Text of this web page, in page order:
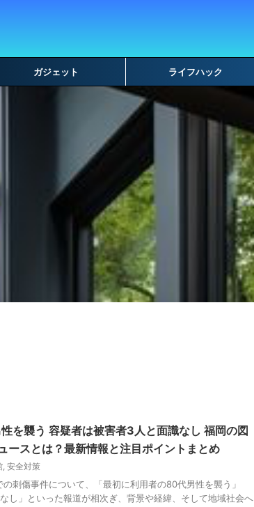
ガジェット ライフハック
を襲う 容疑者は被害者3人と面識なし 福岡の図
ースとは？最新情報と注目ポイントまとめ
, 安全対策
刺傷事件について、「最初に利用者の80代男性を襲う」
し」といった報道が相次ぎ、背景や経緯、そして地域社会へ